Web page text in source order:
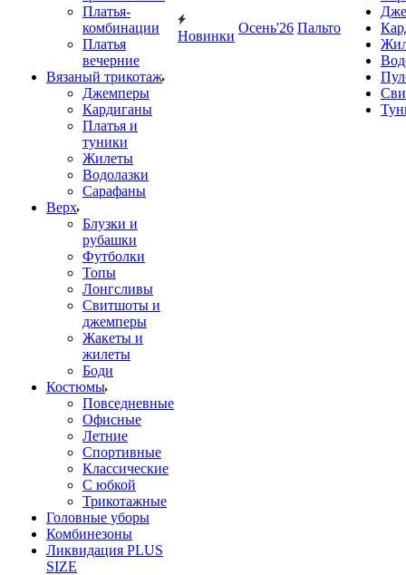
Платья-
комбинации
Платья
вечерние
Вязаный трикотаж
Джемперы
Кардиганы
Платья и
туники
Жилеты
Водолазки
Сарафаны
Верх
Блузки и
рубашки
Футболки
Топы
Лонгсливы
Свитшоты и
джемперы
Жакеты и
жилеты
Боди
Костюмы
Повседневные
Офисные
Летние
Спортивные
Классические
С юбкой
Трикотажные
Головные уборы
Комбинезоны
Ликвидация PLUS
SIZE
Новинки
Осень'26 Пальто